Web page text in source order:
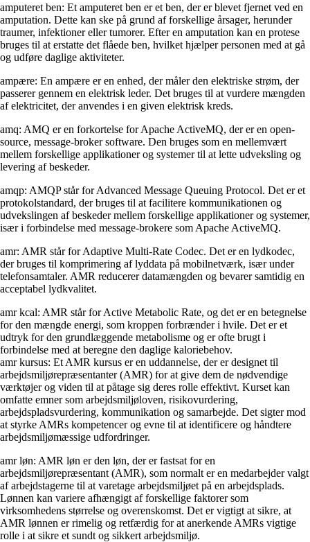
amputeret ben: Et amputeret ben er et ben, der er blevet fjernet ved en
amputation. Dette kan ske på grund af forskellige årsager, herunder
traumer, infektioner eller tumorer. Efter en amputation kan en protese
bruges til at erstatte det flåede ben, hvilket hjælper personen med at gå
og udføre daglige aktiviteter.
ampære: En ampære er en enhed, der måler den elektriske strøm, der
passerer gennem en elektrisk leder. Det bruges til at vurdere mængden
af ​​elektricitet, der anvendes i en given elektrisk kreds.
amq: AMQ er en forkortelse for Apache ActiveMQ, der er en open-
source, message-broker software. Den bruges som en mellemvært
mellem forskellige applikationer og systemer til at lette udveksling og
levering af beskeder.
amqp: AMQP står for Advanced Message Queuing Protocol. Det er et
protokolstandard, der bruges til at facilitere kommunikationen og
udvekslingen af ​​beskeder mellem forskellige applikationer og systemer,
især i forbindelse med message-brokere som Apache ActiveMQ.
amr: AMR står for Adaptive Multi-Rate Codec. Det er en lydkodec,
der bruges til komprimering af lyddata på mobilnetværk, især under
telefonsamtaler. AMR reducerer datamængden og bevarer samtidig en
acceptabel lydkvalitet.
amr kcal: AMR står for Active Metabolic Rate, og det er en betegnelse
for den mængde energi, som kroppen forbrænder i hvile. Det er et
udtryk for den grundlæggende metabolisme og er ofte brugt i
forbindelse med at beregne den daglige kaloriebehov.
amr kursus: Et AMR kursus er en uddannelse, der er designet til
arbejdsmiljørepræsentanter (AMR) for at give dem de nødvendige
værktøjer og viden til at påtage sig deres rolle effektivt. Kurset kan
omfatte emner som arbejdsmiljøloven, risikovurdering,
arbejdspladsvurdering, kommunikation og samarbejde. Det sigter mod
at styrke AMRs kompetencer og evne til at identificere og håndtere
arbejdsmiljømæssige udfordringer.
amr løn: AMR løn er den løn, der er fastsat for en
arbejdsmiljørepræsentant (AMR), som normalt er en medarbejder valgt
af arbejdstagerne til at varetage arbejdsmiljøet på en arbejdsplads.
Lønnen kan variere afhængigt af forskellige faktorer som
virksomhedens størrelse og overenskomst. Det er vigtigt at sikre, at
AMR lønnen er rimelig og retfærdig for at anerkende AMRs vigtige
rolle i at sikre et sundt og sikkert arbejdsmiljø.